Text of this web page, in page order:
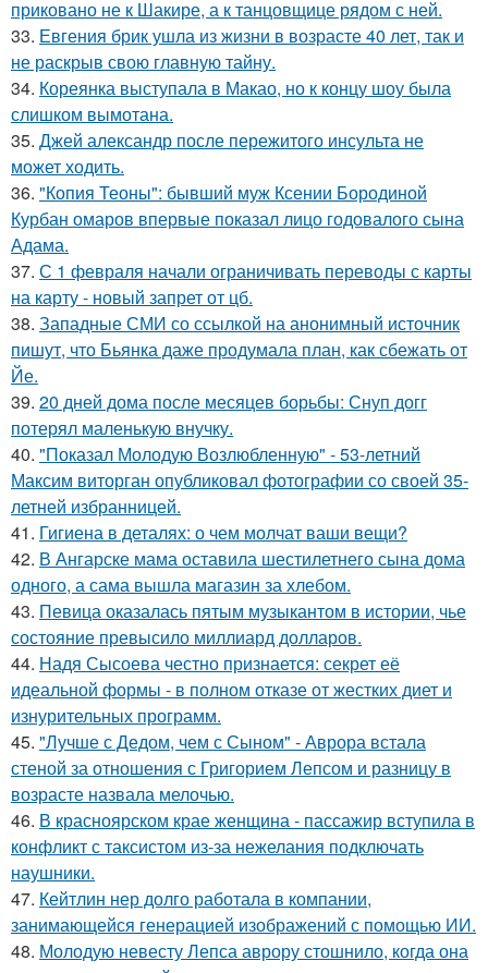
приковано не к Шакире, а к танцовщице рядом с ней.
33. Евгения брик ушла из жизни в возрасте 40 лет, так и
не раскрыв свою главную тайну.
34. Кореянка выступала в Макао, но к концу шоу была
слишком вымотана.
35. Джей александр после пережитого инсульта не
может ходить.
36. "Копия Теоны": бывший муж Ксении Бородиной
Курбан омаров впервые показал лицо годовалого сына
Адама.
37. С 1 февраля начали ограничивать переводы с карты
на карту - новый запрет от цб.
38. Западные СМИ со ссылкой на анонимный источник
пишут, что Бьянка даже продумала план, как сбежать от
Йе.
39. 20 дней дома после месяцев борьбы: Снуп догг
потерял маленькую внучку.
40. "Показал Молодую Возлюбленную" - 53-летний
Максим виторган опубликовал фотографии со своей 35-
летней избранницей.
41. Гигиена в деталях: о чем молчат ваши вещи?
42. В Ангарске мама оставила шестилетнего сына дома
одного, а сама вышла магазин за хлебом.
43. Певица оказалась пятым музыкантом в истории, чье
состояние превысило миллиард долларов.
44. Надя Сысоева честно признается: секрет её
идеальной формы - в полном отказе от жестких диет и
изнурительных программ.
45. "Лучше с Дедом, чем с Сыном" - Аврора встала
стеной за отношения с Григорием Лепсом и разницу в
возрасте назвала мелочью.
46. В красноярском крае женщина - пассажир вступила в
конфликт с таксистом из-за нежелания подключать
наушники.
47. Кейтлин нер долго работала в компании,
занимающейся генерацией изображений с помощью ИИ.
48. Молодую невесту Лепса аврору стошнило, когда она